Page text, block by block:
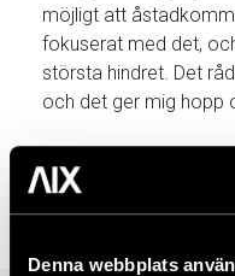
Denna webbplats
möjligt att
fokuserat med det,
största hindret. Det
och det ger mig hopp